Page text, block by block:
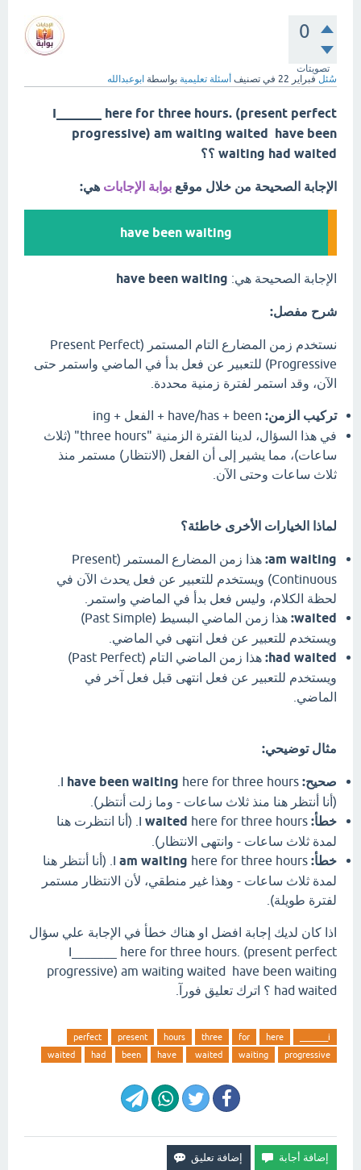
0
تصويتات
سُئل فبراير 22 في تصنيف أسئلة تعليمية بواسطة ابوعبدالله
I_______ here for three hours. (present perfect
progressive) am waiting waited have been
waiting had waited ؟؟
الإجابة الصحيحة من خلال موقع بوابة الإجابات هي:
have been waiting
الإجابة الصحيحة هي: have been waiting
شرح مفصل:
نستخدم زمن المضارع التام المستمر (Present Perfect
Progressive) للتعبير عن فعل بدأ في الماضي واستمر حتى
الآن، وقد استمر لفترة زمنية محددة.
تركيب الزمن:
في هذا السؤال، لدينا الفترة الزمنية "three hours" (ثلاث
ساعات)، مما يشير إلى أن الفعل (الانتظار) مستمر منذ
ثلاث ساعات وحتى الآن.
لماذا الخيارات الأخرى خاطئة؟
am waiting:
هذا زمن المضارع المستمر (Present
Continuous) ويستخدم للتعبير عن فعل يحدث الآن في
لحظة الكلام، وليس فعل بدأ في الماضي واستمر.
waited:
هذا زمن الماضي البسيط (Past Simple)
ويستخدم للتعبير عن فعل انتهى في الماضي.
had waited:
هذا زمن الماضي التام (Past Perfect)
ويستخدم للتعبير عن فعل انتهى قبل فعل آخر في
الماضي.
مثال توضيحي:
صحيح: have been waiting
(أنا أنتظر هنا منذ ثلاث ساعات - وما زلت أنتظر).
خطأ: waited
here for three hours. (أنا انتظرت هنا
لمدة ثلاث ساعات - وانتهى الانتظار).
خطأ: am waiting
here for three hours. (أنا أنتظر هنا
لمدة ثلاث ساعات - وهذا غير منطقي، لأن الانتظار مستمر
لفترة طويلة).
اذا كان لديك إجابة افضل او هناك خطأ في الإجابة علي سؤال
I_______ here for three hours. (present perfect
progressive) am waiting waited have been waiting
had waited ؟ اترك تعليق فورآ.
i_______
here
for
three
hours
present
perfect
progressive
waiting
waited
have
been
had
waited